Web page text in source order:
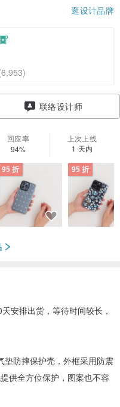
逛设计品牌
联络设计师
回应率
94%
上次上线
1 天内
95 折 95 折
安排出货，等待时间较长，
垫防摔保护壳，外框采用防震
供全方位保护，图案也不容